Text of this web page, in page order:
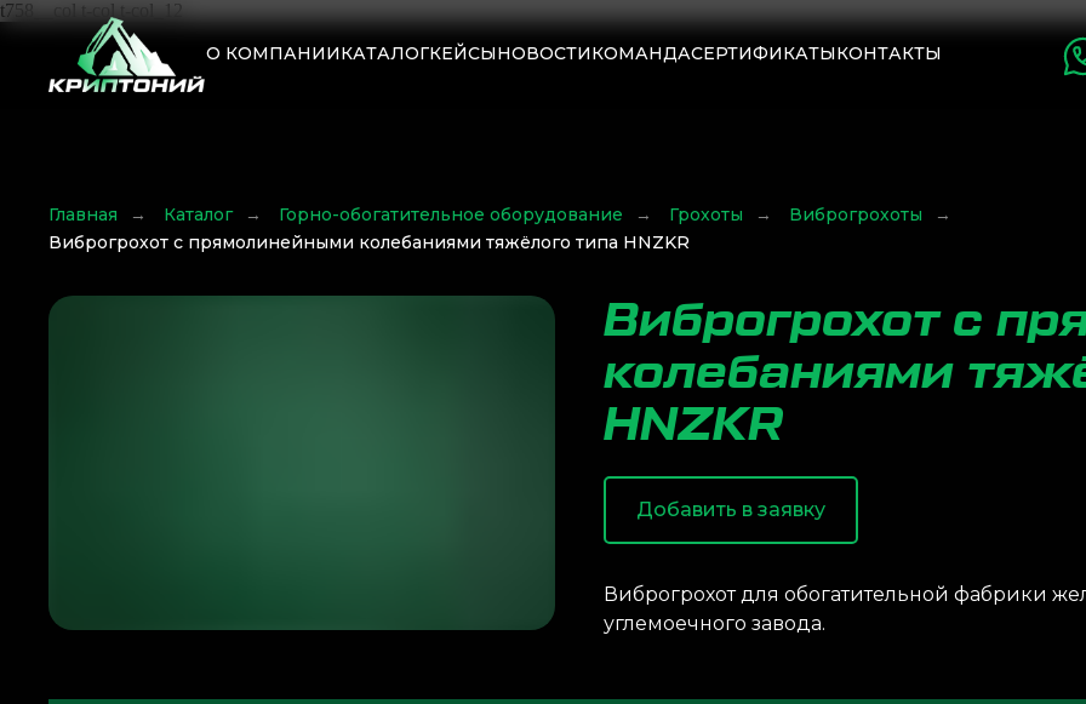
О КОМПАНИИКАТАЛОГКЕЙСЫНОВОСТИКОМАНДАСЕРТИФИКАТЫКОНТАКТЫ
t758__col t-col t-col_12
Главная → Каталог → Горно-обогатительное оборудование → Грохоты → Виброгрохоты
→
Виброгрохот с прямолинейными колебаниями тяжёлого типа HNZKR
Виброгрохот с
колебаниями
HNZKR
Добавить в заявку
Виброгрохот для обогатительной фабрики
углемоечного завода.